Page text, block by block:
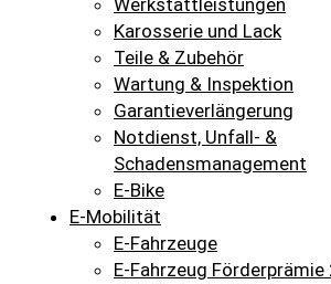
Werkstattleistungen
Karosserie und Lack
Teile & Zubehör
Wartung & Inspektion
Garantieverlängerung
Notdienst, Unfall- &
Schadensmanagement
E-Bike
E-Mobilität
E-Fahrzeuge
E-Fahrzeug Förderprämie